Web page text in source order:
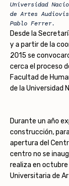
Universidad
de Artes
Pablo Ferrer.
Desde la
y a partir de la
2015 se
cerca el proceso
Facultad de
de la Universidad
Durante un año
construcción,
apertura del
centro no se
realiza en octubre
Universitaria de